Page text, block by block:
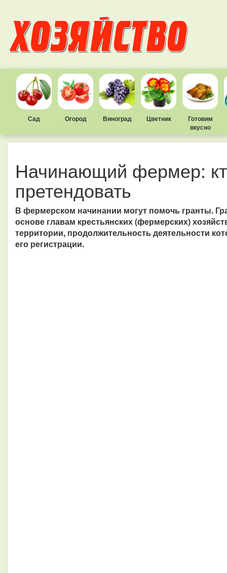
Сад Огород Виноград Цветник
Готовим
вкусно
Начинающий фермер:
претендовать
В фермерском начинании могут помочь гранты.
основе главам крестьянских (фермерских)
территории, продолжительность деятельности
его регистрации.